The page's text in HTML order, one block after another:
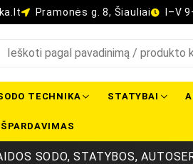
Pramonės g. 8, Šiauliai I–V
TECHNIKA STATYBAI
SODO, STATYBOS,